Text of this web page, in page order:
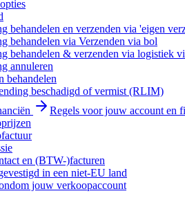
behandelen en verzenden via 'eigen
behandelen via Verzenden via bol
behandelen & verzenden via logistiek
annuleren
behandelen
beschadigd of vermist (RLIM)
Regels voor jouw account en
en (BTW-)facturen
in een niet-EU land
jouw verkoopaccount